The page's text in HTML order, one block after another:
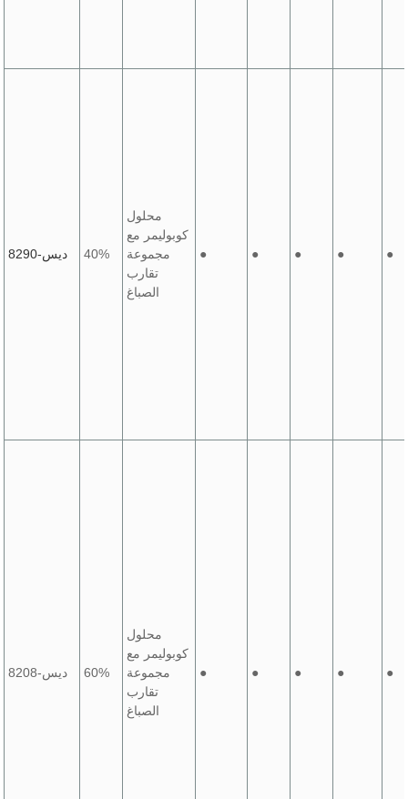
ديس-8290 40%
محلول
كوبوليمر مع
مجموعة
تقارب
الصباغ
● ● ● ● ●
ديس-8208 60%
محلول
كوبوليمر مع
مجموعة
تقارب
الصباغ
● ● ● ● ●